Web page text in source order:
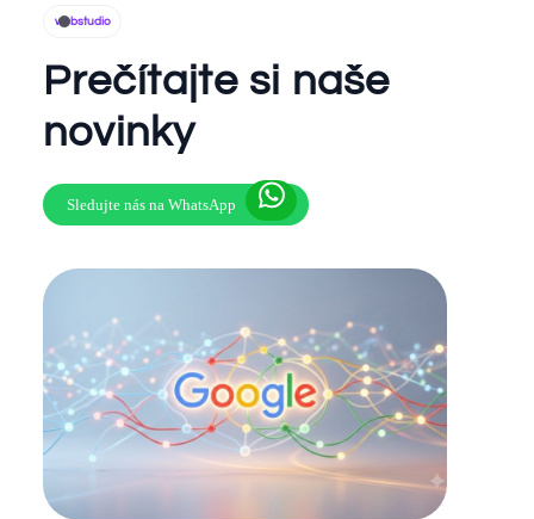
webstudio
Prečítajte si naše
novinky
Sledujte nás na WhatsApp